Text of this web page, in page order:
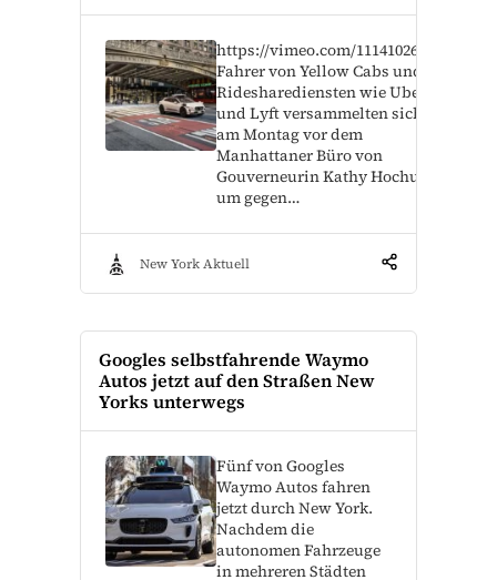
https://vimeo.com/1114102620
Fahrer von Yellow Cabs und
Ridesharediensten wie Uber
und Lyft versammelten sich
am Montag vor dem
Manhattaner Büro von
Gouverneurin Kathy Hochul,
um gegen…
New York Aktuell
Googles selbstfahrende Waymo
Autos jetzt auf den Straßen New
Yorks unterwegs
Fünf von Googles
Waymo Autos fahren
jetzt durch New York.
Nachdem die
autonomen Fahrzeuge
in mehreren Städten